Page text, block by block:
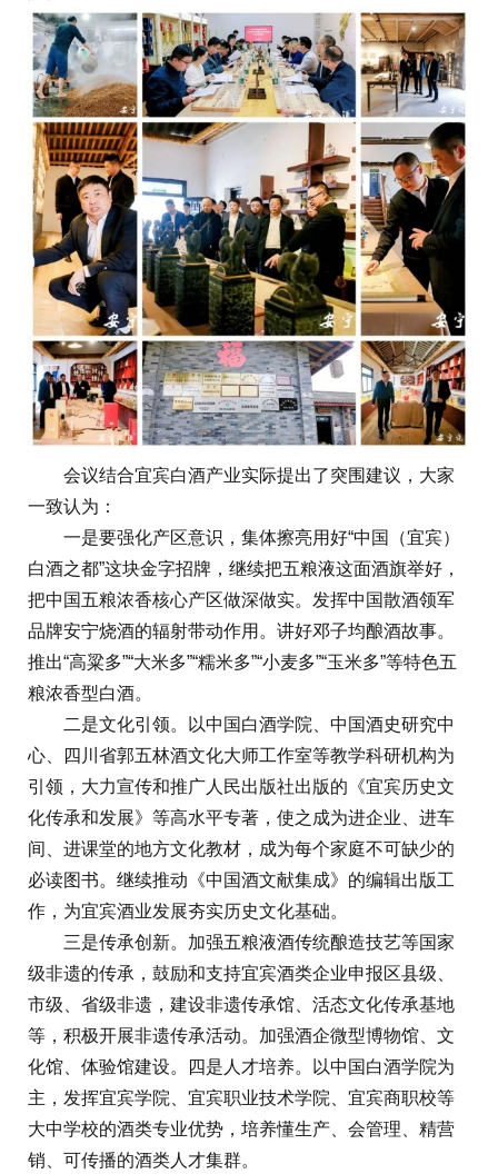
会议结合宜宾白酒产业实际提出了突围建议，大家
一致认为：
一是要强化产区意识，集体擦亮用好“中国（宜宾）
白酒之都”这块金字招牌，继续把五粮液这面酒旗举好，
把中国五粮浓香核心产区做深做实。发挥中国散酒领军
品牌安宁烧酒的辐射带动作用。讲好邓子均酿酒故事。
推出“高粱多”“大米多”“糯米多”“小麦多”“玉米多”等特色五
粮浓香型白酒。
二是文化引领。以中国白酒学院、中国酒史研究中
心、四川省郭五林酒文化大师工作室等教学科研机构为
引领，大力宣传和推广人民出版社出版的《宜宾历史文
化传承和发展》等高水平专著，使之成为进企业、进车
间、进课堂的地方文化教材，成为每个家庭不可缺少的
必读图书。继续推动《中国酒文献集成》的编辑出版工
作，为宜宾酒业发展夯实历史文化基础。
三是传承创新。加强五粮液酒传统酿造技艺等国家
级非遗的传承，鼓励和支持宜宾酒类企业申报区县级、
市级、省级非遗，建设非遗传承馆、活态文化传承基地
等，积极开展非遗传承活动。加强酒企微型博物馆、文
化馆、体验馆建设。四是人才培养。以中国白酒学院为
主，发挥宜宾学院、宜宾职业技术学院、宜宾商职校等
大中学校的酒类专业优势，培养懂生产、会管理、精营
销、可传播的酒类人才集群。